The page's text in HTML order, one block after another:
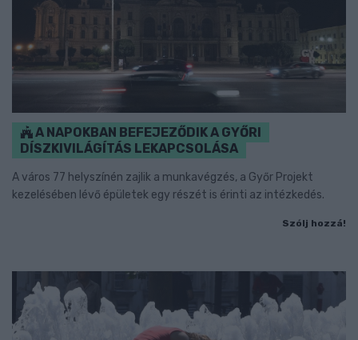
A NAPOKBAN BEFEJEZŐDIK A GYŐRI
DÍSZKIVILÁGÍTÁS LEKAPCSOLÁSA
A város 77 helyszínén zajlik a munkavégzés, a Győr Projekt
kezelésében lévő épületek egy részét is érinti az intézkedés.
Szólj hozzá!